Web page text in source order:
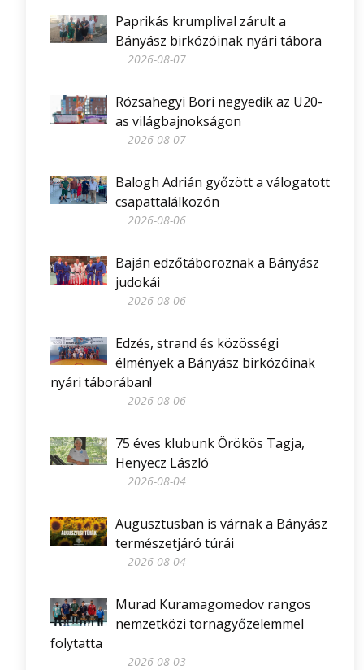
Paprikás krumplival zárult a
Bányász birkózóinak nyári tábora
2026-08-07
Rózsahegyi Bori negyedik az U20-
as világbajnokságon
2026-08-07
Balogh Adrián győzött a válogatott
csapattalálkozón
2026-08-06
Baján edzőtáboroznak a Bányász
judokái
2026-08-06
Edzés, strand és közösségi
élmények a Bányász birkózóinak
nyári táborában!
2026-08-06
75 éves klubunk Örökös Tagja,
Henyecz László
2026-08-04
Augusztusban is várnak a Bányász
természetjáró túrái
2026-08-04
Murad Kuramagomedov rangos
nemzetközi tornagyőzelemmel
folytatta
2026-08-03